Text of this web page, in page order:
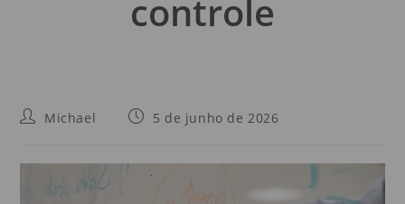
controle
Michael 5 de junho de 2026